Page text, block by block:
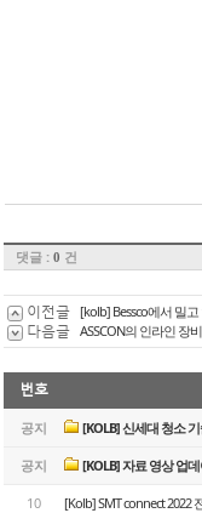
댓글 : 0 건
이전글 [kolb] Bessco에서 밀고
다음글 ASSCON의 인라인 장
번호
공지 [KOLB] 신세대 청소
공지 [KOLB] 자료 영상 업
10 [Kolb] SMT connect 2022